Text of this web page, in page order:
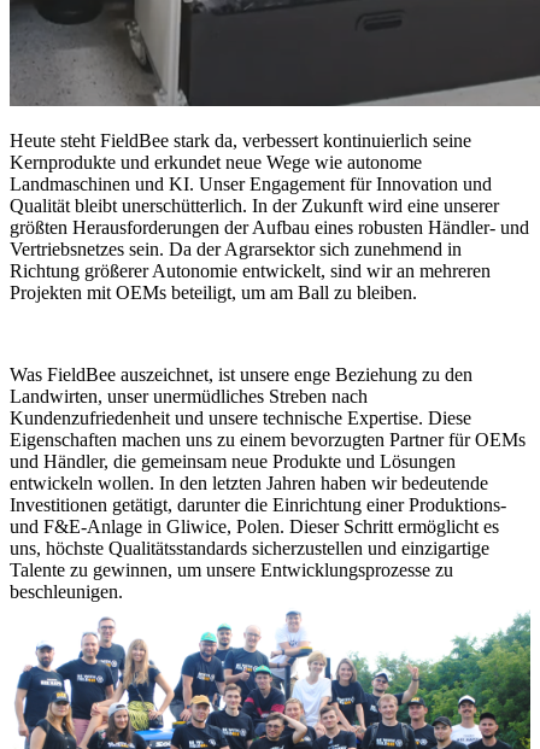
Heute steht FieldBee stark da, verbessert kontinuierlich seine
Kernprodukte und erkundet neue Wege wie autonome
Landmaschinen und KI. Unser Engagement für Innovation und
Qualität bleibt unerschütterlich. In der Zukunft wird eine unserer
größten Herausforderungen der Aufbau eines robusten Händler- und
Vertriebsnetzes sein. Da der Agrarsektor sich zunehmend in
Richtung größerer Autonomie entwickelt, sind wir an mehreren
Projekten mit OEMs beteiligt, um am Ball zu bleiben.
Was FieldBee auszeichnet, ist unsere enge Beziehung zu den
Landwirten, unser unermüdliches Streben nach
Kundenzufriedenheit und unsere technische Expertise. Diese
Eigenschaften machen uns zu einem bevorzugten Partner für OEMs
und Händler, die gemeinsam neue Produkte und Lösungen
entwickeln wollen. In den letzten Jahren haben wir bedeutende
Investitionen getätigt, darunter die Einrichtung einer Produktions-
und F&E-Anlage in Gliwice, Polen. Dieser Schritt ermöglicht es
uns, höchste Qualitätsstandards sicherzustellen und einzigartige
Talente zu gewinnen, um unsere Entwicklungsprozesse zu
beschleunigen.